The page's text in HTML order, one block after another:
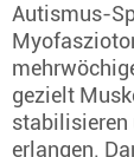
Autismus-
gezielt
stabilisieren
erlangen.